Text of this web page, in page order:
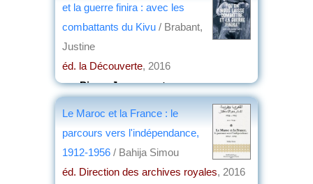
et la guerre finira : avec les
combattants du Kivu / Brabant,
Justine
éd. la Découverte, 2016
parPierre Jacquemot
Le Maroc et la France : le
parcours vers l'indépendance,
1912-1956 / Bahija Simou
éd. Direction des archives royales, 2016